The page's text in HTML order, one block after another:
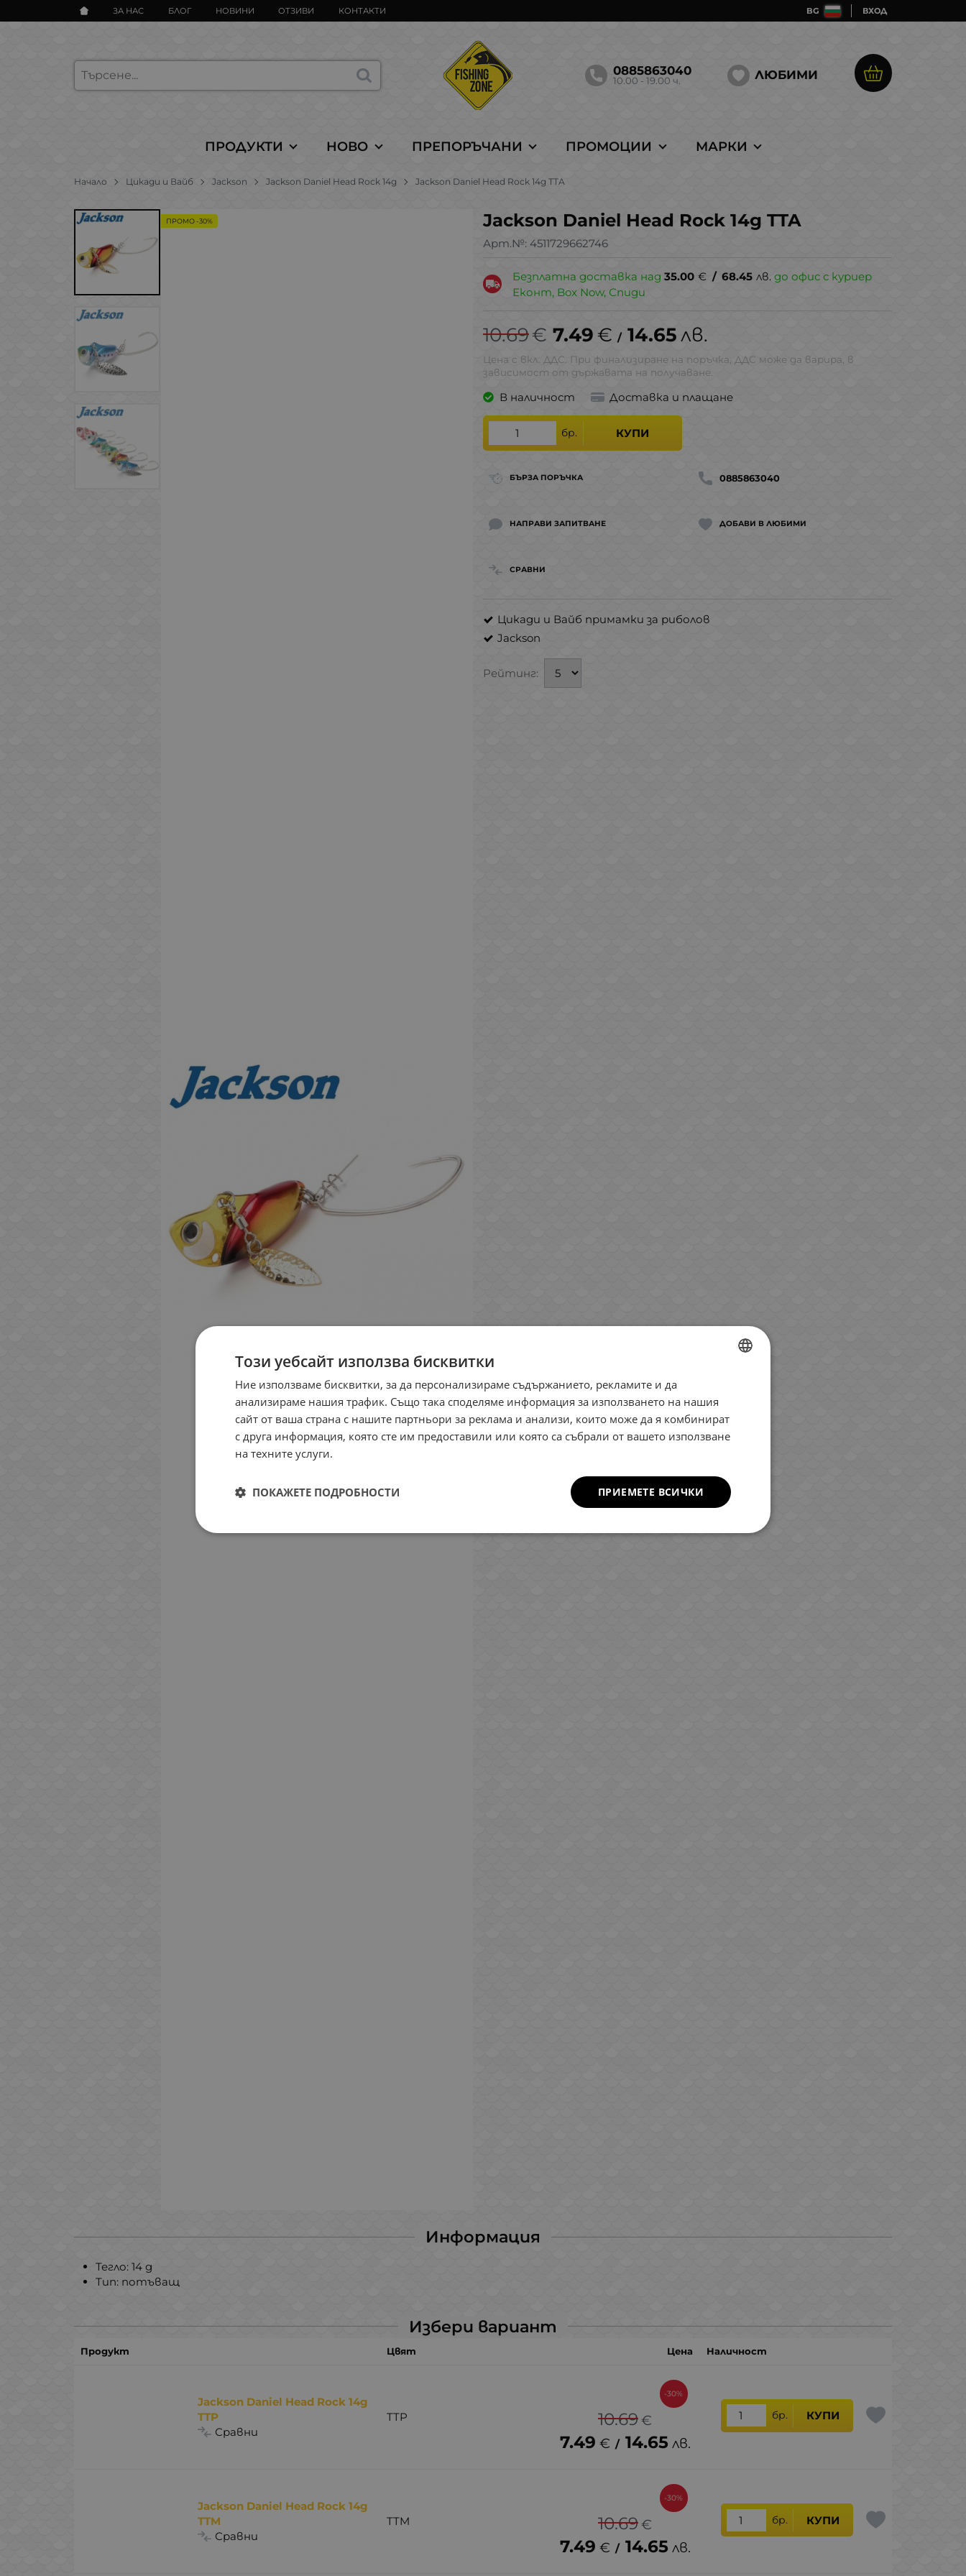
ЗА НАС БЛОГ НОВИНИ ОТЗИВИ КОНТАКТИ BG ВХОД
0885863040
10.00 - 19.00 ч. ЛЮБИМИ
ПРОДУКТИ ПРОМОЦИИ
НОВО ПРЕПОРЪЧАНИ МАРКИ
Начало Цикади и Вайб Jackson Jackson Daniel Head Rock 14g Jackson Daniel Head Rock 14g TTA
Jackson Daniel Head Rock 14g TTA
Арт.№: 4511729662746
ПРОМО -30%
Безплатна доставка над35.00 € / 68.45 лв. до офис с куриер
Еконт, Box Now, Спиди
10.69€ 7.49€ / 14.65лв.
Цена с вкл. ДДС. При финализиране на поръчка, ДДС може да варира, в
зависимост от държавата на получаване.
В наличност Доставка и плащане
бр. КУПИ
БЪРЗА ПОРЪЧКА 0885863040
НАПРАВИ ЗАПИТВАНЕ ДОБАВИ В ЛЮБИМИ
СРАВНИ
Цикади и Вайб примамки за риболов
Jackson
Рейтинг:
Информация
Тегло: 14 g
Тип: потъващ
Избери вариант
Продукт Цвят Цена Наличност
Jackson Daniel Head Rock 14g
TTP
Сравни
TTP
-30%
10.69€
7.49 € / 14.65 лв.
бр. КУПИ
Jackson Daniel Head Rock 14g
TTM
Сравни
TTM
-30%
10.69€
7.49 € / 14.65 лв.
бр. КУПИ
ENGLISH
Този уебсайт използва бисквитки
Ние използваме бисквитки, за да персонализираме съдържанието, рекламите и да
анализираме нашия трафик. Също така споделяме информация за използването на нашия
сайт от ваша страна с нашите партньори за реклама и анализи, които може да я комбинират
с друга информация, която сте им предоставили или която са събрали от вашето използване
на техните услуги.
ПРИЕМЕТЕ ВСИЧКИ
ПОКАЖЕТЕ ПОДРОБНОСТИ